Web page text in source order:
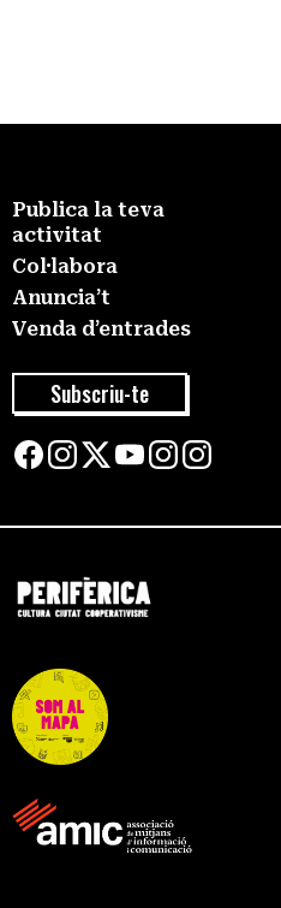
Publica la teva
activitat
Col·labora
Anuncia’t
Venda d’entrades
Subscriu-te